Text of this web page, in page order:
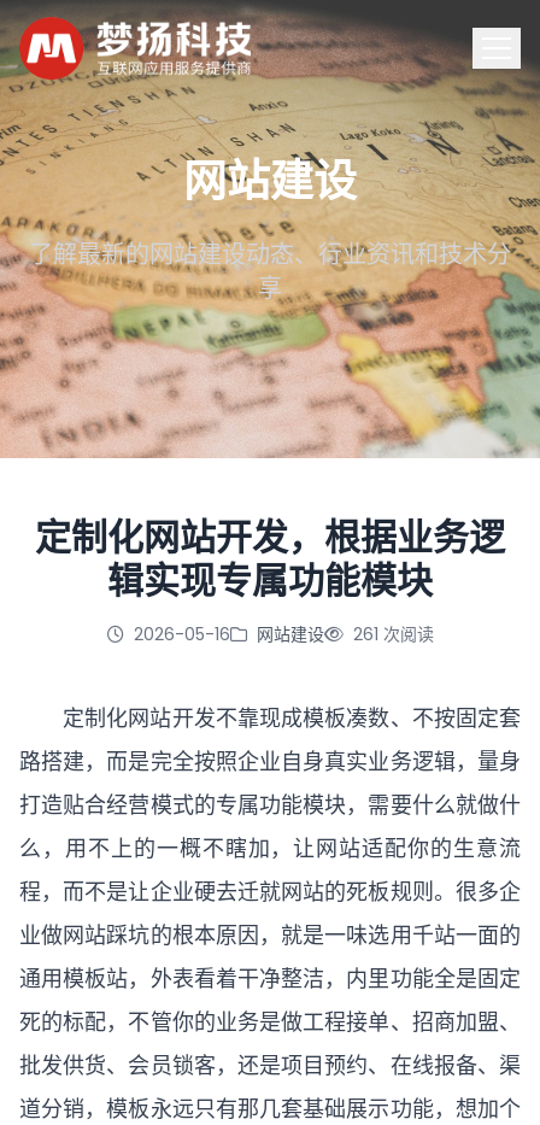
首页
服务
案例
新闻
关于
立即咨询
网站建设
了解最新的网站建设动态、行业资讯和技术分
享
定制化网站开发，根据业务逻
辑实现专属功能模块
2026-05-16 网站建设 261 次阅读
定制化网站开发不靠现成模板凑数、不按固定套
路搭建，而是完全按照企业自身真实业务逻辑，量身
打造贴合经营模式的专属功能模块，需要什么就做什
么，用不上的一概不瞎加，让网站适配你的生意流
程，而不是让企业硬去迁就网站的死板规则。很多企
业做网站踩坑的根本原因，就是一味选用千站一面的
通用模板站，外表看着干净整洁，内里功能全是固定
死的标配，不管你的业务是做工程接单、招商加盟、
批发供货、会员锁客，还是项目预约、在线报备、渠
道分销，模板永远只有那几套基础展示功能，想加个